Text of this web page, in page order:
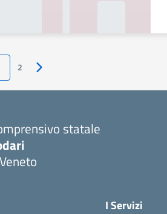
2 Pagina successiva
statale
I Servizi